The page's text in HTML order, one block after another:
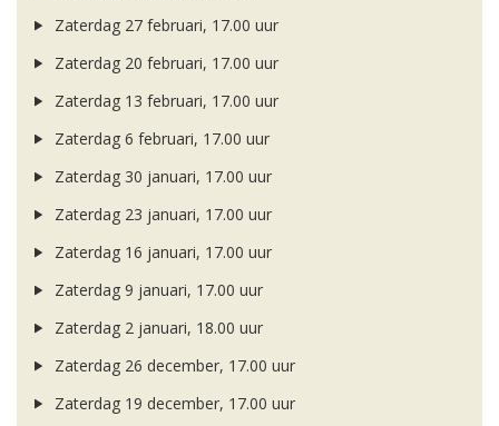
Zaterdag 27 februari, 17.00 uur
Zaterdag 20 februari, 17.00 uur
Zaterdag 13 februari, 17.00 uur
Zaterdag 6 februari, 17.00 uur
Zaterdag 30 januari, 17.00 uur
Zaterdag 23 januari, 17.00 uur
Zaterdag 16 januari, 17.00 uur
Zaterdag 9 januari, 17.00 uur
Zaterdag 2 januari, 18.00 uur
Zaterdag 26 december, 17.00 uur
Zaterdag 19 december, 17.00 uur